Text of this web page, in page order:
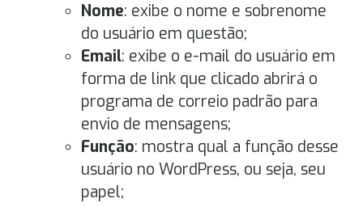
Nome: exibe o nome e sobrenome
do usuário em questão;
Email: exibe o e-mail do usuário em
forma de link que clicado abrirá o
programa de correio padrão para
envio de mensagens;
Função: mostra qual a função desse
usuário no WordPress, ou seja, seu
papel;